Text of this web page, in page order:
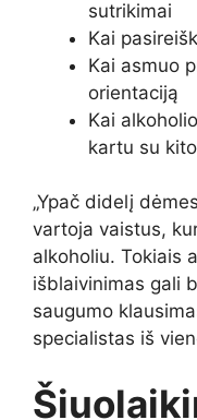
sutrikimai
Kai
Kai asmuo
orientaciją
Kai
kartu su
„Ypač didelį
vartoja vaistus,
alkoholiu. Tokiais
išblaivinimas gali
saugumo
specialistas iš